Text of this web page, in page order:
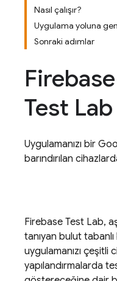
Nasıl çalışır?
Uygulama yoluna
Sonraki adımlar
Firebase
Test Lab
Uygulamanızı bir
barındırılan
Firebase Test Lab,
tanıyan bulut
uygulamanızı çeşitli
yapılandırmalarda